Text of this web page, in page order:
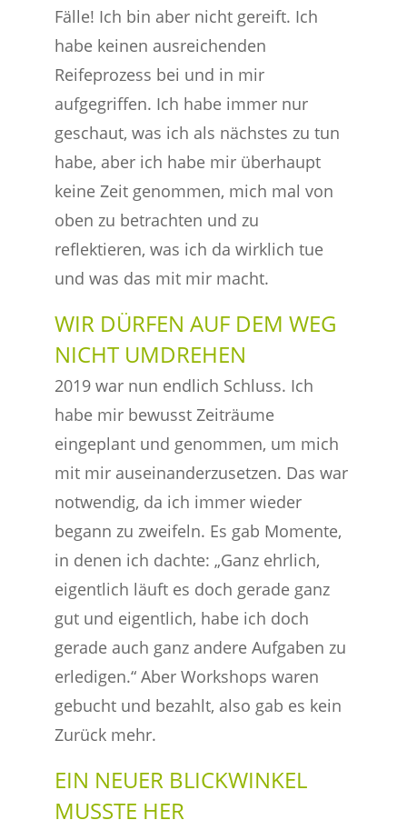
Fälle! Ich bin aber nicht gereift. Ich
habe keinen ausreichenden
Reifeprozess bei und in mir
aufgegriffen. Ich habe immer nur
geschaut, was ich als nächstes zu tun
habe, aber ich habe mir überhaupt
keine Zeit genommen, mich mal von
oben zu betrachten und zu
reflektieren, was ich da wirklich tue
und was das mit mir macht.
WIR DÜRFEN AUF DEM WEG
NICHT UMDREHEN
2019 war nun endlich Schluss. Ich
habe mir bewusst Zeiträume
eingeplant und genommen, um mich
mit mir auseinanderzusetzen. Das war
notwendig, da ich immer wieder
begann zu zweifeln. Es gab Momente,
in denen ich dachte: „Ganz ehrlich,
eigentlich läuft es doch gerade ganz
gut und eigentlich, habe ich doch
gerade auch ganz andere Aufgaben zu
erledigen.“ Aber Workshops waren
gebucht und bezahlt, also gab es kein
Zurück mehr.
EIN NEUER BLICKWINKEL
MUSSTE HER